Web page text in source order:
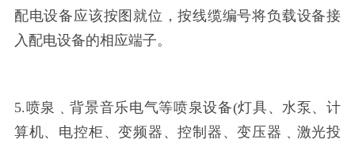
配电设备应该按图就位，按线缆编号将负载设备接
入配电设备的相应端子。
5.喷泉﹑背景音乐电气等喷泉设备(灯具、水泵、计
算机、电控柜、变频器、控制器、变压器﹑激光投